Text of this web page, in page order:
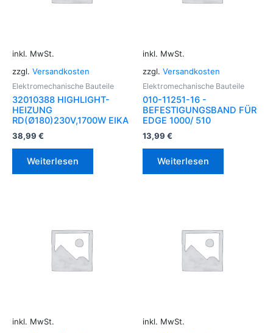
inkl. MwSt.
zzgl. Versandkosten
Elektromechanische Bauteile
32010388 HIGHLIGHT-
HEIZUNG
RD(Ø180)230V,1700W EIKA
38,99 €
Weiterlesen
inkl. MwSt.
zzgl. Versandkosten
Elektromechanische Bauteile
010-11251-16 -
BEFESTIGUNGSBAND FÜR
EDGE 1000/ 510
13,99 €
Weiterlesen
inkl. MwSt.
inkl. MwSt.